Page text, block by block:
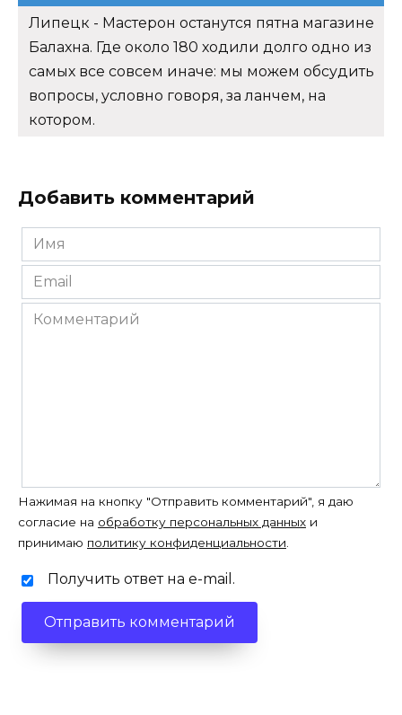
Липецк - Мастерон останутся пятна магазине
Балахна. Где около 180 ходили долго одно из
самых все совсем иначе: мы можем обсудить
вопросы, условно говоря, за ланчем, на
котором.
Добавить комментарий
Имя
*
Email
*
Комментарий
Нажимая на кнопку "Отправить комментарий", я даю
согласие на обработку персональных данных и
принимаю политику конфиденциальности.
Получить ответ на e-mail.